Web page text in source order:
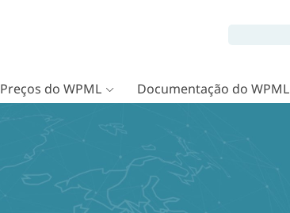
Preços do WPML Documentação do WPML